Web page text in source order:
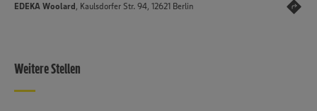
EDEKA Woolard, Kaulsdorfer Str. 94, 12621 Berlin
Weitere Stellen